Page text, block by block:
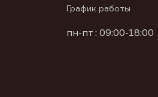
График работы
пн-пт : 09:00-18:00